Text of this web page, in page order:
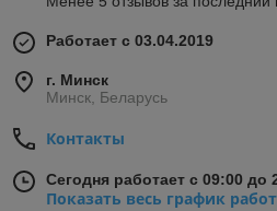
Работает с 03.04.2019
г. Минск
Минск, Беларусь
Контакты
Сегодня работает с 09:00 до
Показать весь график